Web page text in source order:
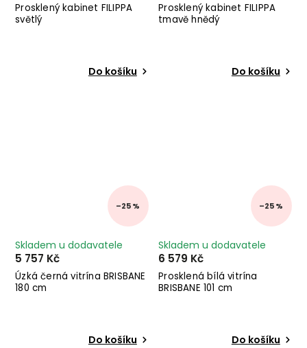
Prosklený kabinet FILIPPA
světlý
Do košíku
Prosklený kabinet FILIPPA
tmavě hnědý
Do košíku
–25 %
Úzká černá vitrína BRISBANE
180 cm
Skladem u dodavatele
5 757 Kč
Do košíku
–25 %
Prosklená bílá vitrína
BRISBANE 101 cm
Skladem u dodavatele
6 579 Kč
Do košíku